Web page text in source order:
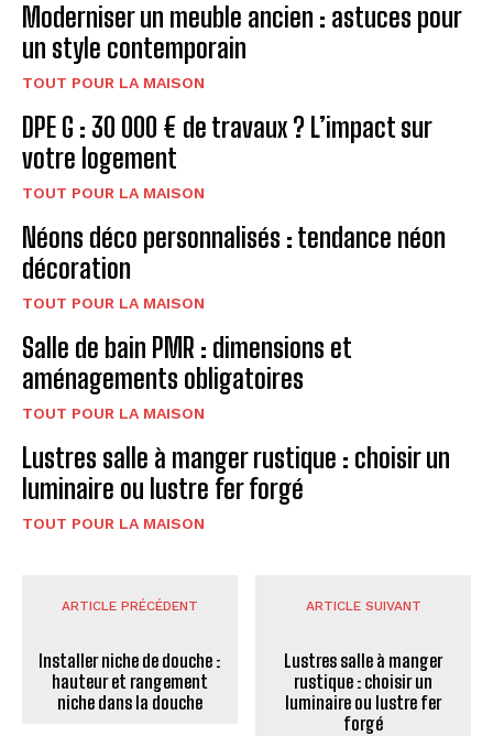
Moderniser un meuble ancien : astuces pour
un style contemporain
TOUT POUR LA MAISON
DPE G : 30 000 € de travaux ? L’impact sur
votre logement
TOUT POUR LA MAISON
Néons déco personnalisés : tendance néon
décoration
TOUT POUR LA MAISON
Salle de bain PMR : dimensions et
aménagements obligatoires
TOUT POUR LA MAISON
Lustres salle à manger rustique : choisir un
luminaire ou lustre fer forgé
TOUT POUR LA MAISON
ARTICLE PRÉCÉDENT
Installer niche de douche :
hauteur et rangement
niche dans la douche
ARTICLE SUIVANT
Lustres salle à manger
rustique : choisir un
luminaire ou lustre fer
forgé